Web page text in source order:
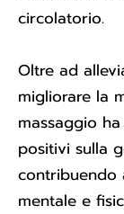
circolatorio.
Oltre ad
migliorare la
massaggio
positivi sulla
contribuendo
mentale e